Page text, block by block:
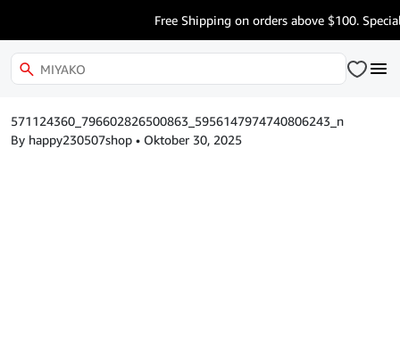
Free Shipping on orders above $100.
571124360_796602826500863_5956147974740806243_n
By happy230507shop • Oktober 30, 2025